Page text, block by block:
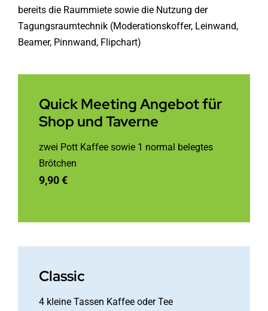
bereits die Raummiete sowie die Nutzung der
Tagungsraumtechnik (Moderationskoffer, Leinwand,
Beamer, Pinnwand, Flipchart)
Quick Meeting Angebot für
Shop und Taverne
zwei Pott Kaffee sowie 1 normal belegtes
Brötchen
9,90 €
Classic
4 kleine Tassen Kaffee oder Tee